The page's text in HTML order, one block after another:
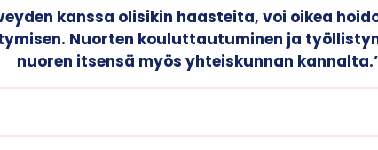
kanssa olisikin haasteita, voi oikea
Nuorten kouluttautuminen ja
nuoren itsensä myös yhteiskunnan